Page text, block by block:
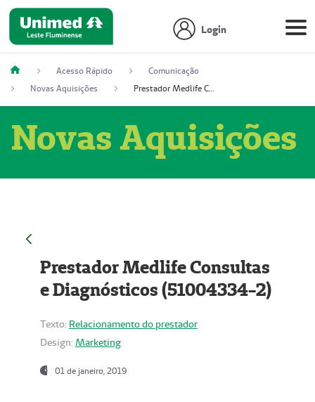
Login
Acesso Rápido
Comunicação
Novas Aquisições
Prestador Medlife Consultas e Diagnósticos (51004334-2)
Novas Aquisições
Prestador Medlife Consultas
e Diagnósticos (51004334-2)
Texto: Relacionamento do prestador
Design: Marketing
01 de janeiro, 2019